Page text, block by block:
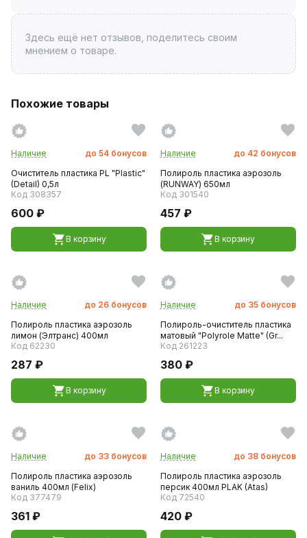
Здесь ещё нет отзывов, поделитесь своим
мнением о товаре.
Похожие товары
Наличие до 54 бонусов
Очиститель пластика PL "Plastic"
(Detail) 0,5л
Код 308357
600 ₽
В корзину
Наличие до 42 бонусов
Полироль пластика аэрозоль
(RUNWAY) 650мл
Код 301540
457 ₽
В корзину
Наличие до 26 бонусов
Полироль пластика аэрозоль
лимон (Элтранс) 400мл
Код 62230
287 ₽
В корзину
Наличие до 35 бонусов
Полироль-очиститель пластика
матовый "Polyrole Matte" (Gr...
Код 261223
380 ₽
В корзину
Наличие до 33 бонусов
Полироль пластика аэрозоль
ваниль 400мл (Felix)
Код 377479
361 ₽
Наличие до 38 бонусов
Полироль пластика аэрозоль
персик 400мл PLAK (Atas)
Код 72540
420 ₽